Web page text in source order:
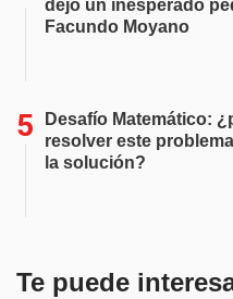
dejó un inesperado
Facundo Moyano
Desafío Matemático:
resolver este
la solución?
Te puede